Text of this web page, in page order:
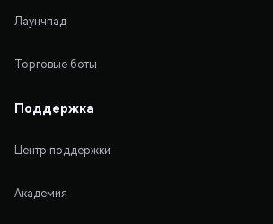
Лаунчпад
Торговые боты
Поддержка
Центр поддержки
Академия